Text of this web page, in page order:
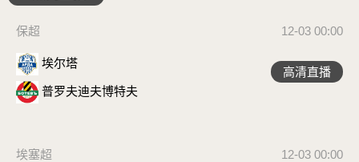
保超 12-03 00:00
埃尔塔
普罗夫迪夫博特夫
高清直播
埃塞超 12-03 00:00